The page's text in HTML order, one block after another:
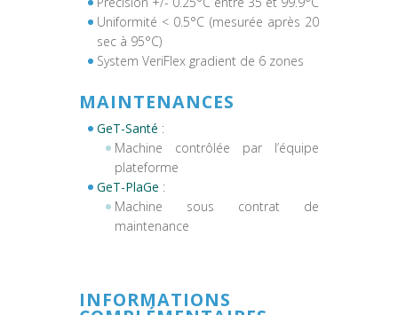
Uniformité < 0.5°C (mesurée après 20
sec à 95°C)
System VeriFlex gradient de 6 zones
MAINTENANCES
GeT-Santé :
Machine contrôlée par l’équipe
plateforme
GeT-PlaGe :
Machine sous contrat de
maintenance
INFORMATIONS